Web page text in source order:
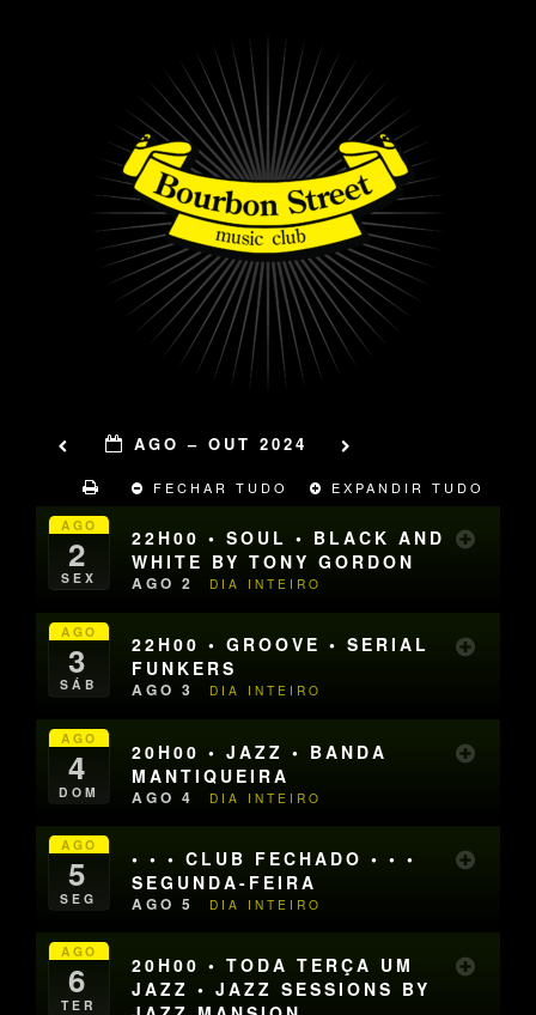
AGO – OUT 2024
FECHAR TUDO EXPANDIR TUDO
AGO
2
SEX
22H00 • SOUL • BLACK AND
WHITE BY TONY GORDON
AGO 2 DIA INTEIRO
AGO
3
SÁB
22H00 • GROOVE • SERIAL
FUNKERS
AGO 3 DIA INTEIRO
AGO
4
DOM
20H00 • JAZZ • BANDA
MANTIQUEIRA
AGO 4 DIA INTEIRO
AGO
5
SEG
• • • CLUB FECHADO • • •
SEGUNDA-FEIRA
AGO 5 DIA INTEIRO
AGO
6
TER
20H00 • TODA TERÇA UM
JAZZ • JAZZ SESSIONS BY